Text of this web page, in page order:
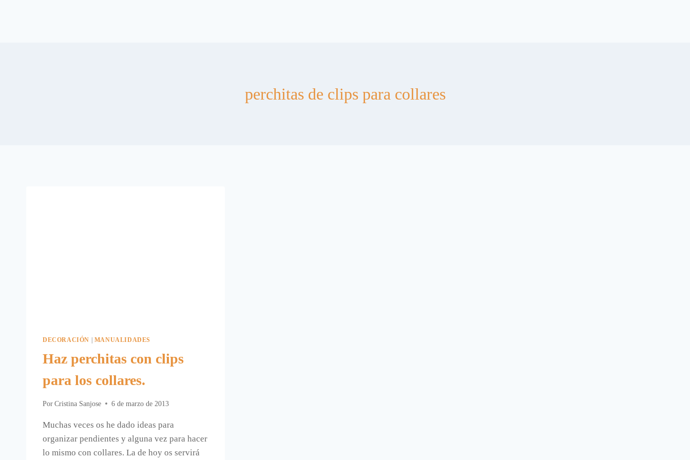
perchitas de clips para collares
DECORACIÓN MANUALIDADES
Haz perchitas con clips
para los collares.
Por Cristina Sanjose 6 de marzo de 2013
Muchas veces os he dado ideas para
organizar pendientes y alguna vez para hacer
lo mismo con collares. La de hoy os servirá